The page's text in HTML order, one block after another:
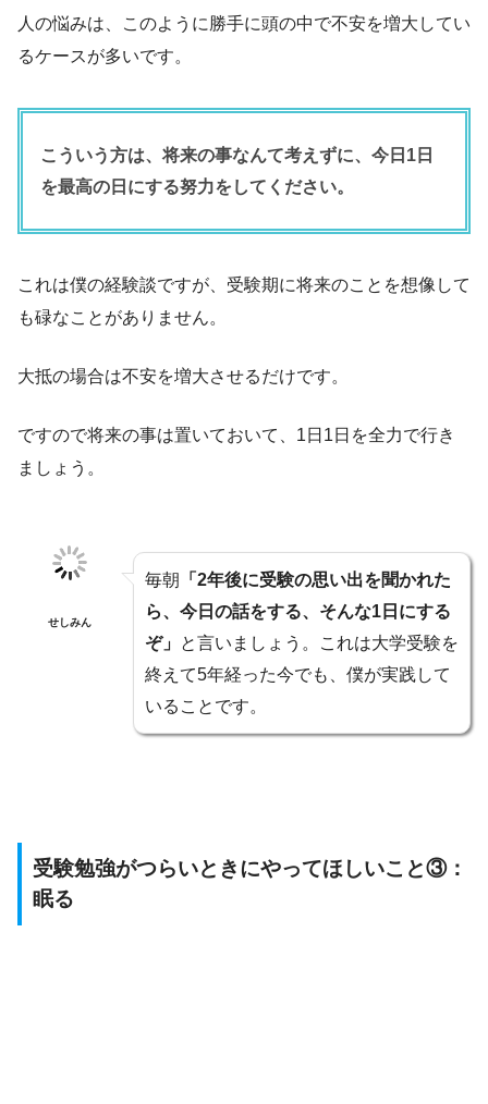
人の悩みは、このように勝手に頭の中で不安を増大してい
るケースが多いです。
こういう方は、将来の事なんて考えずに、今日1日
を最高の日にする努力をしてください。
これは僕の経験談ですが、受験期に将来のことを想像して
も碌なことがありません。
大抵の場合は不安を増大させるだけです。
ですので将来の事は置いておいて、1日1日を全力で行き
ましょう。
せしみん
毎朝 「2年後に受験の思い出を聞かれた
ら、今日の話をする、そんな1日にする
ぞ」 と言いましょう。これは大学受験を
終えて5年経った今でも、僕が実践して
いることです。
受験勉強がつらいときにやってほしいこと③：
眠る